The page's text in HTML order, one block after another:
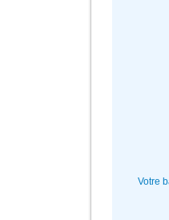
Votre